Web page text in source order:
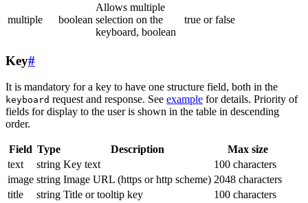
multiple boolean
Allows multiple
selection on the
keyboard, boolean
true or false
Key#
It is mandatory for a key to have one structure field, both in the
keyboard request and response. See example for details. Priority of
fields for display to the user is shown in the table in descending
order.
Field Type Description
Max size
text
string Key text
100 characters
image string Image URL (https or http scheme) 2048 characters
title
string Title or tooltip key
100 characters